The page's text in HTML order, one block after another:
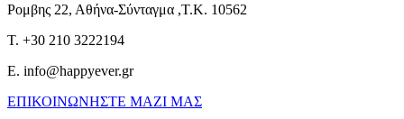
Ρομβης 22, Αθήνα-Σύνταγμα ,Τ.Κ. 10562
T. +30 210 3222194
E. info@happyever.gr
ΕΠΙΚΟΙΝΩΝΗΣΤΕ ΜΑΖΙ ΜΑΣ